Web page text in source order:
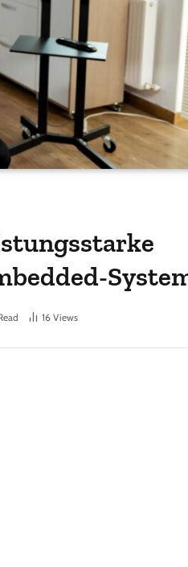
16 Views